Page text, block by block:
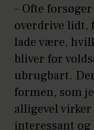
– Ofte
overdrive lidt,
lade være,
bliver for
ubrugbart.
formen, som
alligevel
interessant